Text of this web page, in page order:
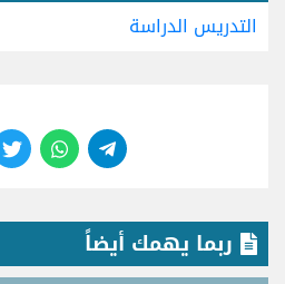
التدريس الدراسة
ربما يهمك أيضاً